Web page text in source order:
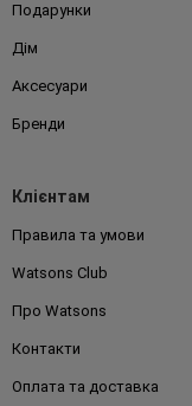
Подарунки
Дім
Аксесуари
Бренди
Клієнтам
Правила та умови
Watsons Club
Про Watsons
Контакти
Оплата та доставка